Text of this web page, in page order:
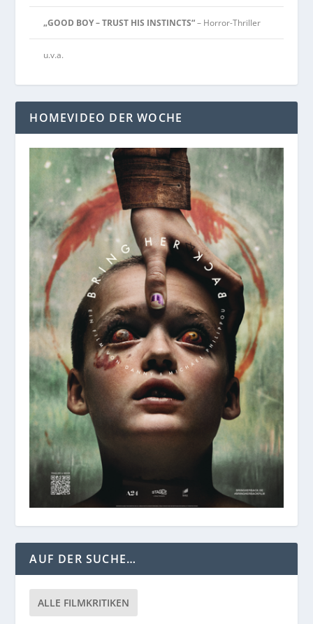
„GOOD BOY – TRUST HIS INSTINCTS“– Horror-Thriller
u.v.a.
HOMEVIDEO DER WOCHE
AUF DER SUCHE…
ALLE FILMKRITIKEN